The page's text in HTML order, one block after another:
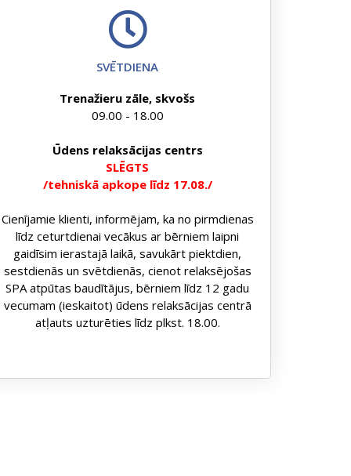
SVĒTDIENA
Trenažieru zāle, skvošs
09.00 - 18.00
Ūdens relaksācijas centrs
SLĒGTS
/tehniskā apkope līdz 17.08./
Cienījamie klienti, informējam, ka no pirmdienas
līdz ceturtdienai vecākus ar bērniem laipni
gaidīsim ierastajā laikā, savukārt piektdien,
sestdienās un svētdienās, cienot relaksējošas
SPA atpūtas baudītājus, bērniem līdz 12 gadu
vecumam (ieskaitot) ūdens relaksācijas centrā
atļauts uzturēties līdz plkst. 18.00.